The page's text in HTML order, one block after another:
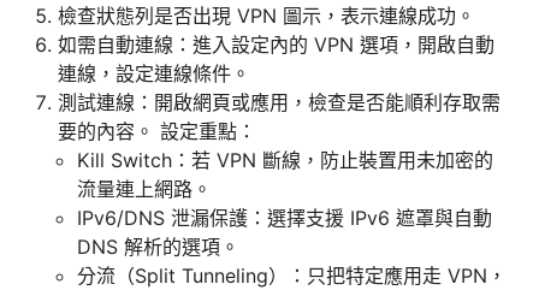
檢查狀態列是否出現 VPN 圖示，表示連線成功。
如需自動連線：進入設定內的 VPN 選項，開啟自動
連線，設定連線條件。
測試連線：開啟網頁或應用，檢查是否能順利存取需
要的內容。 設定重點：
Kill Switch：若 VPN 斷線，防止裝置用未加密的
流量連上網路。
IPv6/DNS 泄漏保護：選擇支援 IPv6 遮罩與自動
DNS 解析的選項。
分流（Split Tunneling）：只把特定應用走 VPN，